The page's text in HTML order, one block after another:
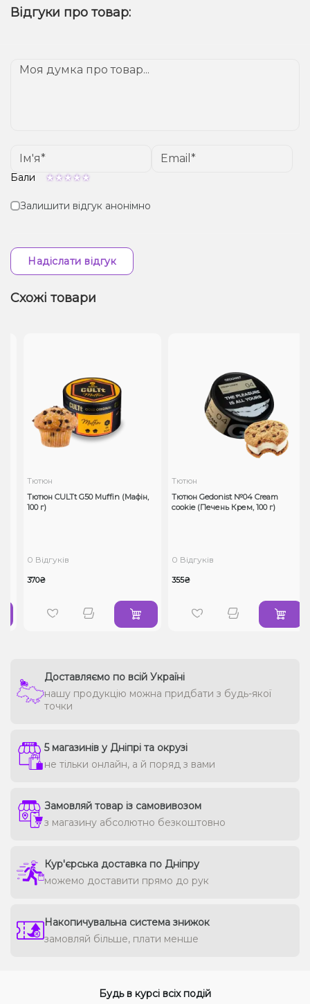
Підтвердіть замовлення – ми швидко
надішлемо його вам!
варіант.
спеціальні пропозиції. Слідкуйте за оновленнями на
Відгуки про товар:
Бали
Залишити відгук анонімно
Надіслати відгук
Схожі товари
Тютюн
Тютюн CULTt G50 Muffin (Мафін,
100 г)
0 Відгуків
370₴
Тютюн
Тютюн Gedonist №04 Cream
cookie (Печень Крем, 100 г)
0 Відгуків
355₴
Доставляємо по всій Україні
нашу продукцію можна придбати з будь-якої
точки
5 магазинів у Дніпрі та окрузі
не тільки онлайн, а й поряд з вами
Замовляй товар із самовивозом
з магазину абсолютно безкоштовно
Кур'єрська доставка по Дніпру
можемо доставити прямо до рук
Накопичувальна система знижок
замовляй більше, плати менше
Будь в курсі всіх подій